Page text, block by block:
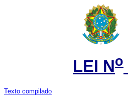
LEI No
Texto compilado